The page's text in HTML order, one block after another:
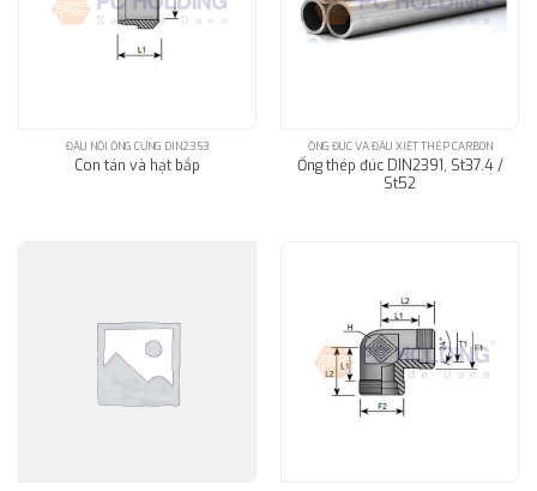
ĐẦU NỐI ỐNG CỨNG DIN2353
Con tán và hạt bắp
ỐNG ĐÚC VÀ ĐẦU XIẾT THÉP CARBON
Ống thép đúc DIN2391, St37.4 /
St52